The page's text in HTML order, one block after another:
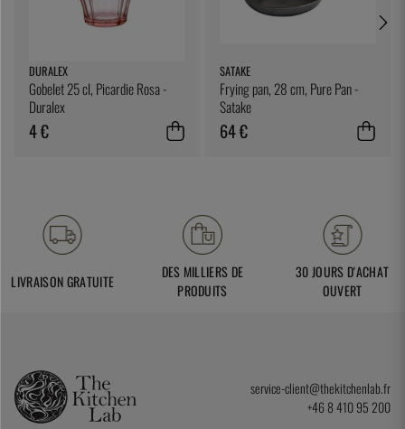
DURALEX
Gobelet 25 cl, Picardie Rosa -
Duralex
4 €
SATAKE
Frying pan, 28 cm, Pure Pan -
Satake
64 €
LIVRAISON GRATUITE
DES MILLIERS DE
PRODUITS
30 JOURS D'ACHAT
OUVERT
service-client@thekitchenlab.fr
+46 8 410 95 200